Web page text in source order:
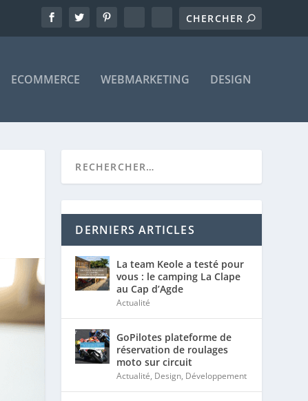
ECOMMERCE WEBMARKETING DESIGN
DERNIERS ARTICLES
La team Keole a testé pour
vous : le camping La Clape
au Cap d’Agde
Actualité
GoPilotes plateforme de
réservation de roulages
moto sur circuit
Actualité, Design, Développement